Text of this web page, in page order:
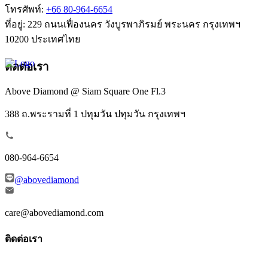
โทรศัพท์: +66 80-964-6654
ที่อยู่: 229 ถนนเฟื่องนคร วังบูรพาภิรมย์ พระนคร กรุงเทพฯ
10200 ประเทศไทย
ติดต่อเรา
Above Diamond @ Siam Square One Fl.3
388 ถ.พระรามที่ 1 ปทุมวัน ปทุมวัน กรุงเทพฯ
080-964-6654
@abovediamond
care@abovediamond.com
ติดต่อเรา